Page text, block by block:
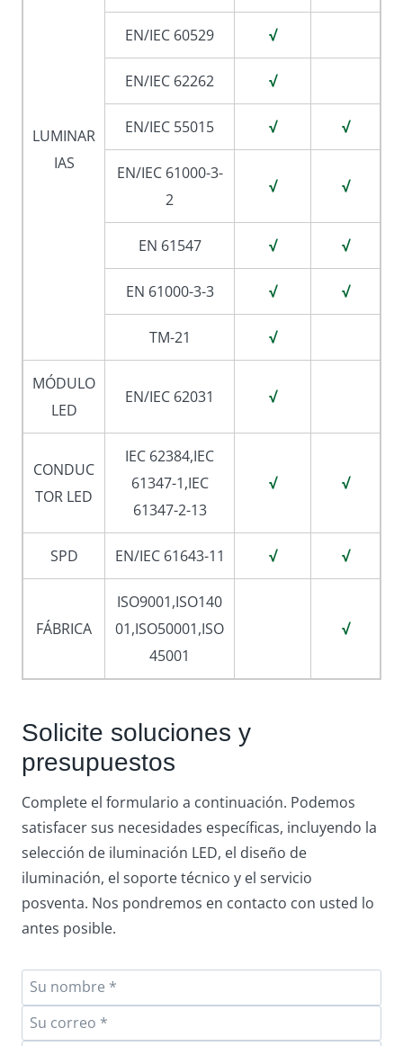
LUMINAR
IAS
EN/IEC 60529 √
EN/IEC 62262 √
EN/IEC 55015 √ √
EN/IEC 61000-3-
2
√ √
EN 61547 √ √
EN 61000-3-3 √ √
TM-21 √
MÓDULO
LED
EN/IEC 62031 √
CONDUC
TOR LED
IEC 62384,IEC
61347-1,IEC
61347-2-13
√ √
SPD EN/IEC 61643-11 √ √
FÁBRICA
ISO9001,ISO140
01,ISO50001,ISO
45001
√
Solicite soluciones y
presupuestos
Complete el formulario a continuación. Podemos
satisfacer sus necesidades específicas, incluyendo la
selección de iluminación LED, el diseño de
iluminación, el soporte técnico y el servicio
posventa. Nos pondremos en contacto con usted lo
antes posible.